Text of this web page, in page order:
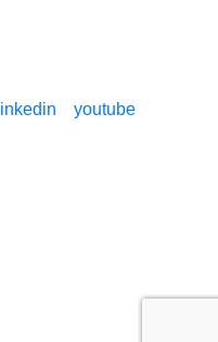
linkedin youtube